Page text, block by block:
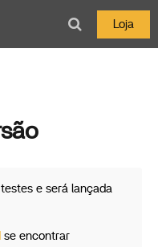
Loja
e será lançada
se encontrar